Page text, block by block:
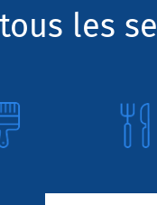
les